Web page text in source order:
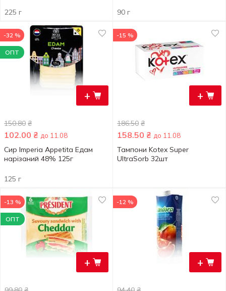
225 г 90 г
+
-32 %
ОПТ
150.80 ₴
102.00 ₴ до 11.08
Сир Imperia Appetita Едам
нарізаний 48% 125г
125 г
+
-15 %
186.50 ₴
158.50 ₴ до 11.08
Тампони Kotex Super
UltraSorb 32шт
+
-13 %
ОПТ
+
-12 %